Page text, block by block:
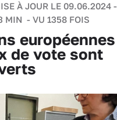
À JOUR LE 09.06.2024 -
MIN - VU 1358 FOIS
européennes
de vote sont